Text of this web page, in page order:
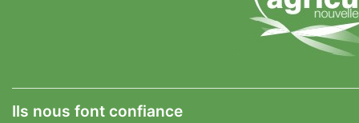
Ils nous font confiance